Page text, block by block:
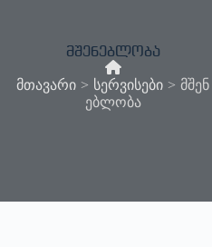
მშენებლობა
მთავარი > სერვისები > მშენ
ებლობა